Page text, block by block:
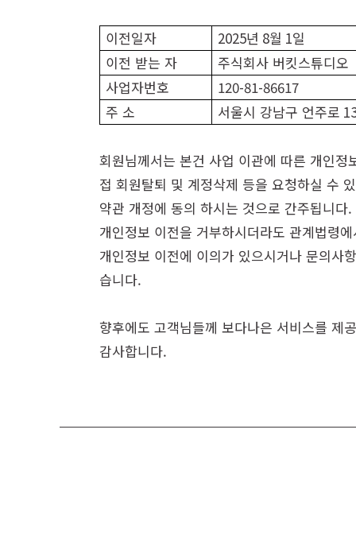
이전일자 2025년 8월 1일
이전 받는 자
주식회사 버킷스튜디오
사업자번호
120-81-86617
주 소
서울시 강남구 언주로
회원님께서는 본건 사업 이관에 따른 개인
접 회원탈퇴 및 계정삭제 등을 요청하실 수
약관 개정에 동의 하시는 것으로 간주됩니
개인정보 이전을 거부하시더라도 관계법령
개인정보 이전에 이의가 있으시거나 문의
습니다.
향후에도 고객님들께 보다나은 서비스를 제
감사합니다.